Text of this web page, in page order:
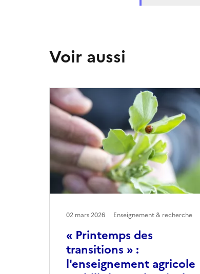
Voir aussi
« Printemps des
transitions » :
l'enseignement agricole
02 mars 2026 Enseignement & recherche